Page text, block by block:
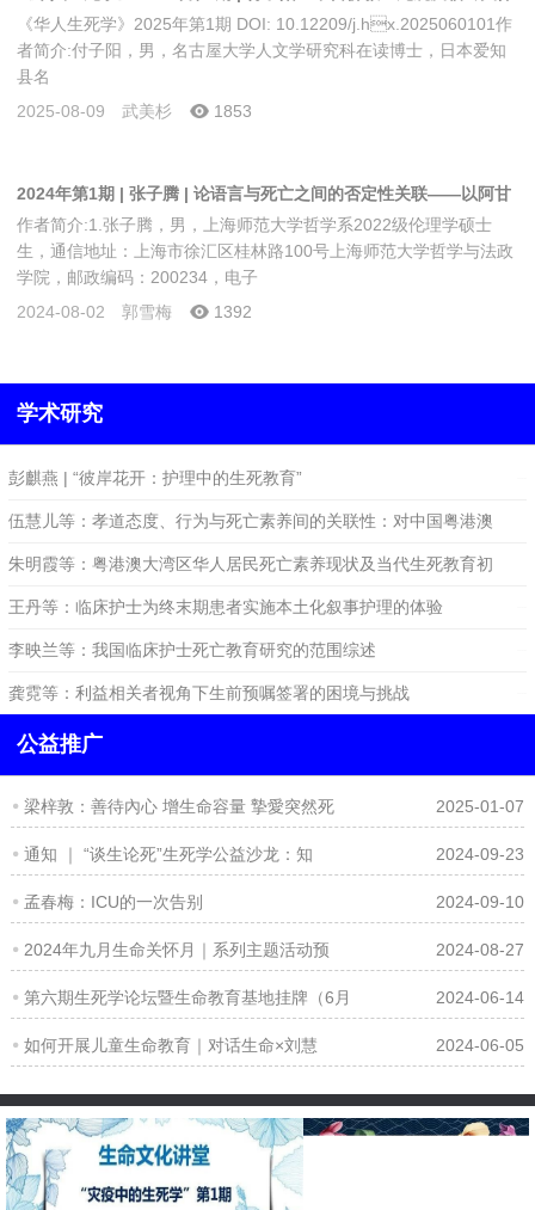
研究进展与评述
《华人生死学》2025年第1期 DOI: 10.12209/j.hx.2025060101作
者简介:付子阳，男，名古屋大学人文学研究科在读博士，日本爱知
县名
2025-08-09
武美杉 1853
2024年第1期 | 张子腾 | 论语言与死亡之间的否定性关联——以阿甘
本的“声音”理论为基础
作者简介:1.张子腾，男，上海师范大学哲学系2022级伦理学硕士
生，通信地址：上海市徐汇区桂林路100号上海师范大学哲学与法政
学院，邮政编码：200234，电子
2024-08-02
郭雪梅 1392
学术研究
彭麒燕 | “彼岸花开：护理中的生死教育”
伍慧儿等：孝道态度、行为与死亡素养间的关联性：对中国粤港澳
大湾区死亡系统发展的启示
朱明霞等：粤港澳大湾区华人居民死亡素养现状及当代生死教育初
探
王丹等：临床护士为终末期患者实施本土化叙事护理的体验
李映兰等：我国临床护士死亡教育研究的范围综述
龚霓等：利益相关者视角下生前预嘱签署的困境与挑战
公益推广
梁梓敦：善待內心 增生命容量 摯愛突然死 2025-01-07
通知 ｜ “谈生论死”生死学公益沙龙：知 2024-09-23
孟春梅：ICU的一次告别 2024-09-10
2024年九月生命关怀月｜系列主题活动预 2024-08-27
第六期生死学论坛暨生命教育基地挂牌（6月 2024-06-14
如何开展儿童生命教育｜对话生命×刘慧 2024-06-05